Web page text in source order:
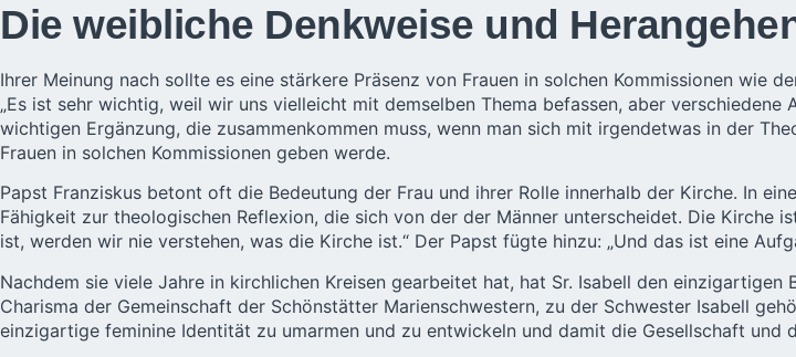
Die weibliche Denkweise und
Ihrer Meinung nach sollte es eine stärkere Präsenz von Frauen in solchen Kommissionen wie
„Es ist sehr wichtig, weil wir uns vielleicht mit demselben Thema befassen, aber
wichtigen Ergänzung, die zusammenkommen muss, wenn man sich mit irgendetwas in der
Frauen in solchen Kommissionen geben werde.
Papst Franziskus betont oft die Bedeutung der Frau und ihrer Rolle innerhalb der Kirche. In
Fähigkeit zur theologischen Reflexion, die sich von der der Männer unterscheidet. Die Kirche
ist, werden wir nie verstehen, was die Kirche ist.“ Der Papst fügte hinzu: „Und das ist eine
Nachdem sie viele Jahre in kirchlichen Kreisen gearbeitet hat, hat Sr. Isabell den
Charisma der Gemeinschaft der Schönstätter Marienschwestern, zu der Schwester Isabell
einzigartige feminine Identität zu umarmen und zu entwickeln und damit die Gesellschaft und